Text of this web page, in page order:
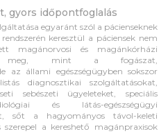
gyors időpontfoglalás
egyaránt szól a pácienseknek
keresztül a páciensek nem
magánorvosi és magánkórházi
meg, mint a fogászat,
az állami egészségügyben sokszor
diagnosztikai szolgáltatásokat,
sebészeti ügyeleteket, speciális
és látás-egészségügyi
sőt a hagyományos távol-keleti
a kereshető magánpraxisok